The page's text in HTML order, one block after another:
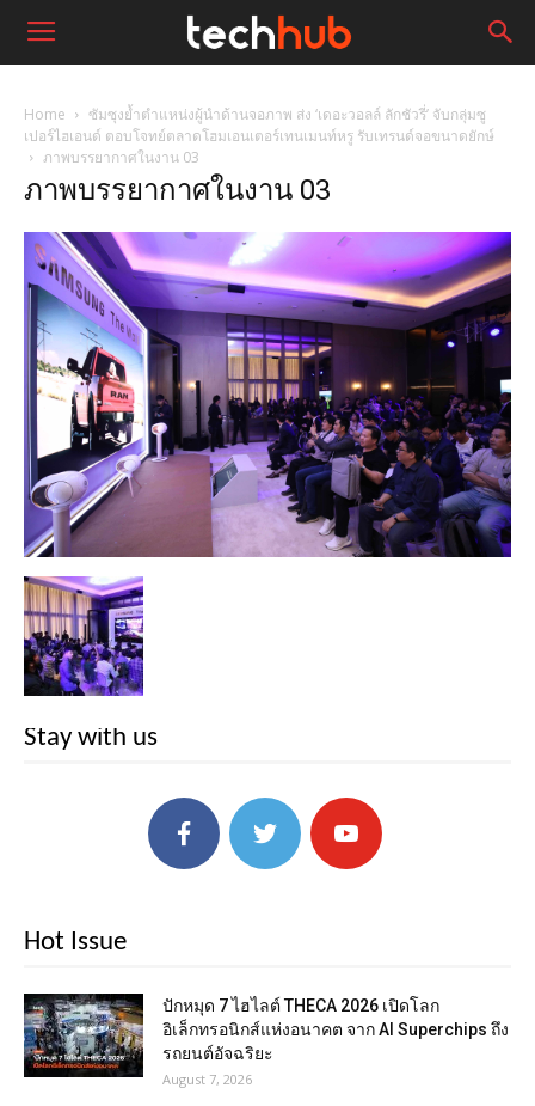
Home
ซัมซุงย้ำตำแหน่งผู้นำด้านจอภาพ ส่ง ‘เดอะวอลล์ ลักชัวรี่’ จับกลุ่มซู
เปอร์ไฮเอนด์ ตอบโจทย์ตลาดโฮมเอนเตอร์เทนเมนท์หรู รับเทรนด์จอขนาดยักษ์
ภาพบรรยากาศในงาน 03
ภาพบรรยากาศในงาน 03
Stay with us
Hot Issue
ปักหมุด 7 ไฮไลต์ THECA 2026 เปิดโลก
อิเล็กทรอนิกส์แห่งอนาคต จาก AI Superchips ถึง
รถยนต์อัจฉริยะ
August 7, 2026